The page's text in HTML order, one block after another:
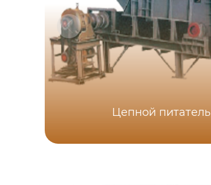
Цепной питатель